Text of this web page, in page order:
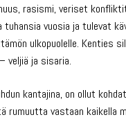
rasismi, veriset
tuhansia vuosia ja tulevat
ulkopuolelle. Kenties
veljiä ja sisaria.
kantajina, on ollut
vastaan kaikella